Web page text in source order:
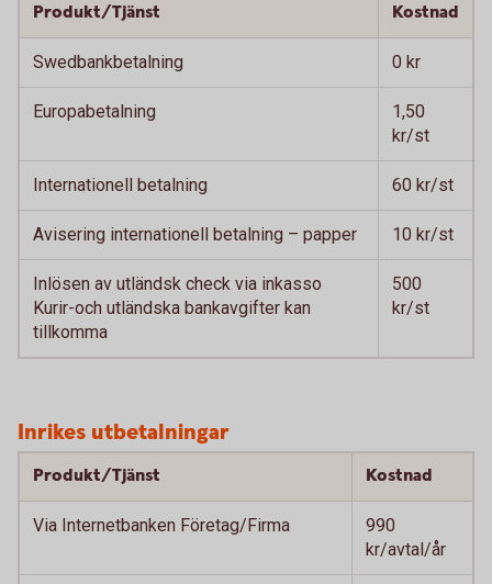
Produkt/Tjänst Kostnad
Swedbankbetalning 0 kr
Europabetalning
1,50
kr/st
Internationell betalning 60 kr/st
Avisering internationell betalning – papper 10 kr/st
Inlösen av utländsk check via inkasso
Kurir-och utländska bankavgifter kan
tillkomma
500
kr/st
Inrikes utbetalningar
Produkt/Tjänst Kostnad
Via Internetbanken Företag/Firma
990
kr/avtal/år